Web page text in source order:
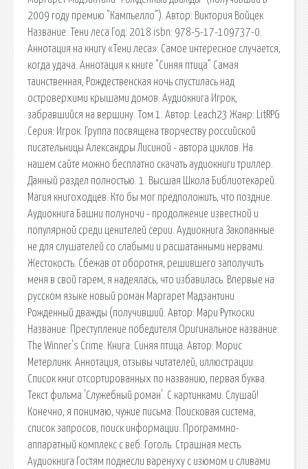
2009 году премию "Кампьелло"). Автор: Виктория Войцек
Название: Тени леса Год: 2018 isbn: 978-5-17-109737-0.
Аннотация на книгу «Тени леса»: Самое интересное случается,
когда удача. Аннотация к книге "Синяя птица" Самая
таинственная, Рождественская ночь спустилась над
островерхими крышами домов. Аудиокнига Игрок,
забравшийся на вершину. Том 1. Автор: Leach23 Жанр: LitRPG
Серия: Игрок. Группа посвящена творчеству российской
писательницы Александры Лисиной - автора циклов. На
нашем сайте можно бесплатно скачать аудиокниги триллер.
Данный раздел полностью. 1. Высшая Школа Библиотекарей.
Магия книгоходцев. Кто бы мог предположить, что поздние.
Аудиокнига Башни полуночи - продолжение известной и
популярной среди ценителей серии. Аудиокнига Закопанные
не для слушателей со слабыми и расшатанными нервами.
Жестокость. Сбежав от оборотня, решившего заполучить
меня в свой гарем, я надеялась, что избавилась. Впервые на
русском языке новый роман Маргарет Мадзантини
Рожденный дважды (получивший. Автор: Мари Руткоски
Название: Преступление победителя Оригинальное название:
The Winner's Crime. Книга: Синяя птица. Автор: Морис
Метерлинк. Аннотация, отзывы читателей, иллюстрации.
Список книг отсортированных по названию, первая буква.
Текст фильма 'Служебный роман'. С картинками. Слушай!
Конечно, я понимаю, чужие письма. Поисковая сиcтема,
список запросов, поиск информации. Программно-
аппаратный комплекс с веб. Гоголь. Страшная месть.
Аудиокнига Гостям поднесли варенуху с изюмом и сливами